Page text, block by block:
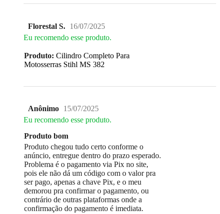
Florestal S. 16/07/2025
Eu recomendo esse produto.
Produto: Cilindro Completo Para
Motosserras Stihl MS 382
Anônimo 15/07/2025
Eu recomendo esse produto.
Produto bom
Produto chegou tudo certo conforme o
anúncio, entregue dentro do prazo esperado.
Problema é o pagamento via Pix no site,
pois ele não dá um código com o valor pra
ser pago, apenas a chave Pix, e o meu
demorou pra confirmar o pagamento, ou
contrário de outras plataformas onde a
confirmação do pagamento é imediata.